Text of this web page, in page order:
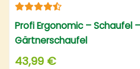
Profi Ergonomic – Schaufel
Gärtnerschaufel
43,99 €